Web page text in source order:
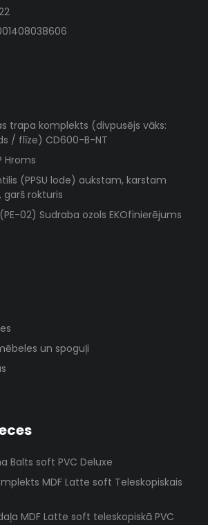
trapa komplekts (divpusējs vāks:
/ flīze) CD600-B-NT
Hroms
(PPSU lode) aukstam, karstam
rokturis
02) Sudraba ozols EKOfinierējums
un spoguļi
Balts soft PVC Deluxe
MDF Latte soft Teleskopiskais
MDF Latte soft teleskopiskā PVC